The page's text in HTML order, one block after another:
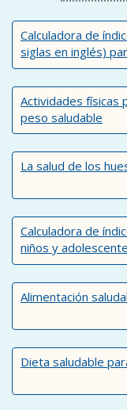
Calculadora de
siglas en inglés)
Actividades físicas
peso saludable
La salud de los
Calculadora de
niños y
Alimentación
Dieta saludable